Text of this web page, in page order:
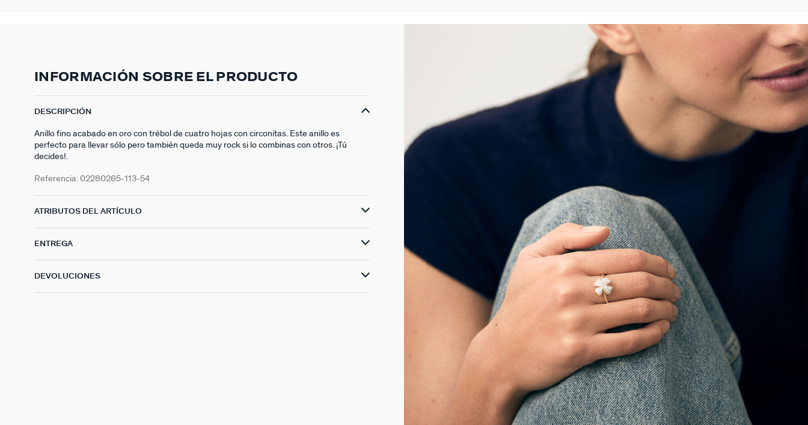
INFORMACIÓN SOBRE EL PRODUCTO
DESCRIPCIÓN
Anillo fino acabado en oro con trébol de cuatro hojas con circonitas. Este anillo es
perfecto para llevar sólo pero también queda muy rock si lo combinas con otros. ¡Tú
decides!.
Referencia: 02280265-113-54
ATRIBUTOS DEL ARTÍCULO
ENTREGA
DEVOLUCIONES